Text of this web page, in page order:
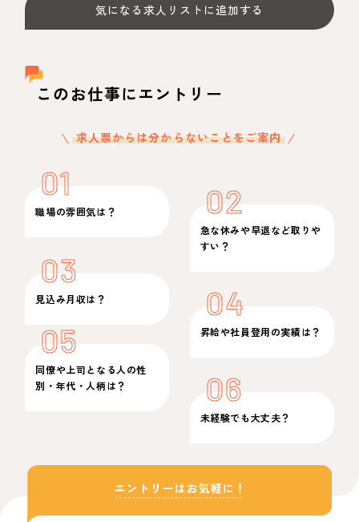
気になる求人リストに追加する
このお仕事にエントリー
求人票からは分からないことをご案内
01
職場の雰囲気は？ 02
急な休みや早退など取りや
すい？
03
見込み月収は？ 04
昇給や社員登用の実績は？
05
同僚や上司となる人の性
別・年代・人柄は？
06
未経験でも大丈夫？